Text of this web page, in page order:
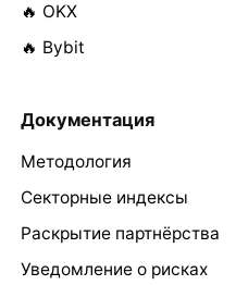
🔥 OKX
🔥 Bybit
Документация
Методология
Секторные индексы
Раскрытие партнёрства
Уведомление о рисках